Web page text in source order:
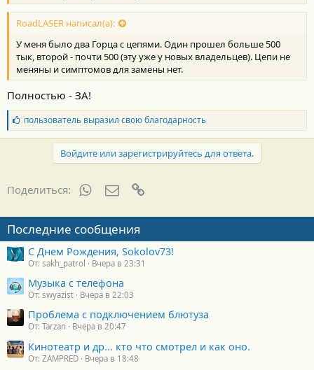
RoadLASER написал(а):
У меня было два Горца с цепями. Один прошел больше 500
тык, второй - почти 500 (эту уже у новых владельцев). Цепи не
меняны и симптомов для замены нет.
Полностью - ЗА!
Б
л
а
а
р
о
с
т
и
:
пользовательвыразил свою благодарность
Войдите или зарегистрируйтесь для ответа.
Поделиться: WhatsAppЭлектронная почта
Последние сообщения
С Днем Рождения, Sokolov73!
От: sakh_patrol Вчера в 23:31
Музыка с телефона
От: swyazist Вчера в 22:03
Проблема с подключением блютуза
От: Tarzan Вчера в 20:47
Кинотеатр и др... кто что смотрел и как оно.
От: ZAMPRED Вчера в 18:48